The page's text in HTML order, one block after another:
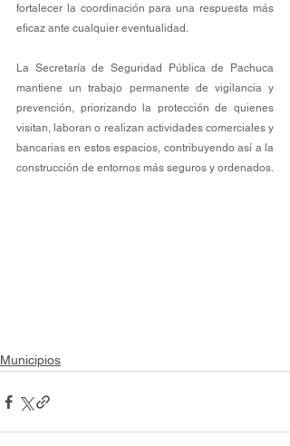
fortalecer la coordinación para una respuesta más
eficaz ante cualquier eventualidad.
La Secretaría de Seguridad Pública de Pachuca
mantiene un trabajo permanente de vigilancia y
prevención, priorizando la protección de quienes
visitan, laboran o realizan actividades comerciales y
bancarias en estos espacios, contribuyendo así a la
construcción de entornos más seguros y ordenados.
Municipios